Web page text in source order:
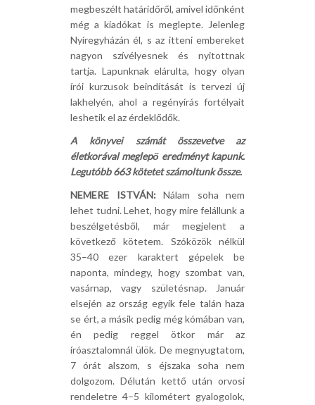
megbeszélt határidőről, amivel időnként
még a kiadókat is meglepte. Jelenleg
Nyíregyházán él, s az itteni embereket
nagyon szívélyesnek és nyitottnak
tartja. Lapunknak elárulta, hogy olyan
írói kurzusok beindítását is tervezi új
lakhelyén, ahol a regényírás fortélyait
leshetik el az érdeklődők.
A könyvei számát összevetve az
életkorával meglepő eredményt kapunk.
Legutóbb 663 kötetet számoltunk össze.
NEMERE ISTVÁN: Nálam soha nem
lehet tudni. Lehet, hogy mire felállunk a
beszélgetésből, már megjelent a
következő kötetem. Szóközök nélkül
35–40 ezer karaktert gépelek be
naponta, mindegy, hogy szombat van,
vasárnap, vagy születésnap. Január
elsején az ország egyik fele talán haza
se ért, a másik pedig még kómában van,
én pedig reggel ötkor már az
íróasztalomnál ülök. De megnyugtatom,
7 órát alszom, s éjszaka soha nem
dolgozom. Délután kettő után orvosi
rendeletre 4–5 kilométert gyalogolok,